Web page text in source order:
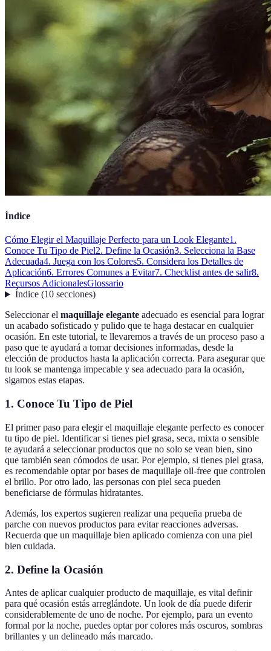
Índice
Cómo Elegir el Maquillaje Perfecto para un Look Elegante1.
Conoce Tu Tipo de Piel2. Define la Ocasión3. Selecciona la Base
Adecuada4. Juega con los Colores5. Considera los Detalles de
Aplicación6. Errores Comunes a Evitar7. Checklist antes de salir8.
Recursos AdicionalesGlossario
Índice(10 secciones)
Seleccionar el maquillaje elegante adecuado es esencial para lograr
un acabado sofisticado y pulido que te haga destacar en cualquier
ocasión. En este tutorial, te llevaremos a través de un proceso paso a
paso que te ayudará a tomar decisiones informadas, desde la
elección de productos hasta la aplicación correcta. Para asegurar que
tu look se mantenga impecable y sea adecuado para la ocasión,
sigamos estas etapas.
1. Conoce Tu Tipo de Piel
El primer paso para elegir el maquillaje elegante perfecto es conocer
tu tipo de piel. Identificar si tienes piel grasa, seca, mixta o sensible
te ayudará a seleccionar productos que no solo se vean bien, sino
que también sean cómodos de usar. Por ejemplo, si tienes piel grasa,
es recomendable optar por bases de maquillaje oil-free que controlen
el brillo. Por otro lado, las personas con piel seca pueden
beneficiarse de fórmulas hidratantes.
Además, los expertos sugieren realizar una pequeña prueba de
parche con nuevos productos para evitar reacciones adversas.
Recuerda que un maquillaje bien aplicado comienza con una piel
bien cuidada.
2. Define la Ocasión
Antes de aplicar cualquier producto de maquillaje, es vital definir
para qué ocasión estás arreglándote. Un look de día puede diferir
considerablemente de uno de noche. Por ejemplo, para un evento
formal por la noche, puedes optar por colores más oscuros, sombras
brillantes y un delineado más marcado.